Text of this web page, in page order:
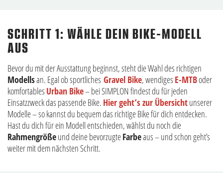
SCHRITT 1: WÄHLE DEIN BIKE-MODELL
AUS
Bevor du mit der Ausstattung beginnst, steht die Wahl des richtigen
Modellsan. Egal ob sportliches Gravel Bike, wendiges E-MTBoder
komfortables Urban Bike– bei SIMPLON findest du für jeden
Einsatzzweck das passende Bike. Hier geht’s zur Übersichtunserer
Modelle – so kannst du bequem das richtige Bike für dich entdecken.
Hast du dich für ein Modell entschieden, wählst du noch die
Rahmengrößeund deine bevorzugteFarbeaus – und schon geht’s
weiter mit dem nächsten Schritt.